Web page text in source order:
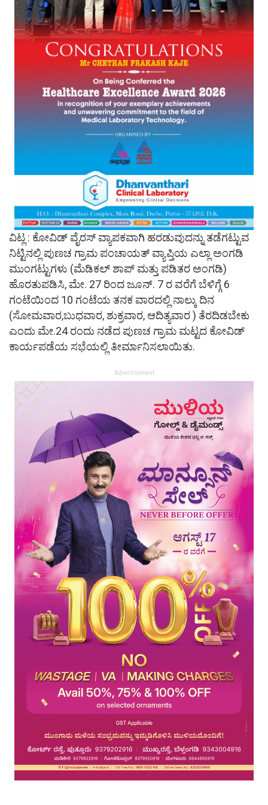
ವಿಟ್ಲ : ಕೋವಿಡ್ ವೈರಸ್ ವ್ಯಾಪಕವಾಗಿ ಹರಡುವುದನ್ನು ತಡೆಗಟ್ಟುವ
ನಿಟ್ಟಿನಲ್ಲಿ ಪುಣಚ ಗ್ರಾಮ ಪಂಚಾಯತ್ ವ್ಯಾಪ್ತಿಯ ಎಲ್ಲಾ ಅಂಗಡಿ
ಮುಂಗಟ್ಟುಗಳು (ಮೆಡಿಕಲ್ ಶಾಪ್ ಮತ್ತು ಪಡಿತರ ಅಂಗಡಿ)
ಹೊರತುಪಡಿಸಿ, ಮೇ. 27 ರಿಂದ ಜೂನ್. 7 ರ ವರೆಗೆ ಬೆಳಿಗ್ಗೆ 6
ಗಂಟೆಯಿಂದ 10 ಗಂಟೆಯ ತನಕ ವಾರದಲ್ಲಿ ನಾಲ್ಕು ದಿನ
(ಸೋಮವಾರ,ಬುಧವಾರ, ಶುಕ್ರವಾರ, ಆದಿತ್ಯವಾರ ) ತೆರದಿಡಬೇಕು
ಎಂದು ಮೇ.24 ರಂದು ನಡೆದ ಪುಣಚ ಗ್ರಾಮ ಮಟ್ಟದ ಕೋವಿಡ್
ಕಾರ್ಯಪಡೆಯ ಸಭೆಯಲ್ಲಿ ತೀರ್ಮಾನಿಸಲಾಯಿತು.
Advertisement